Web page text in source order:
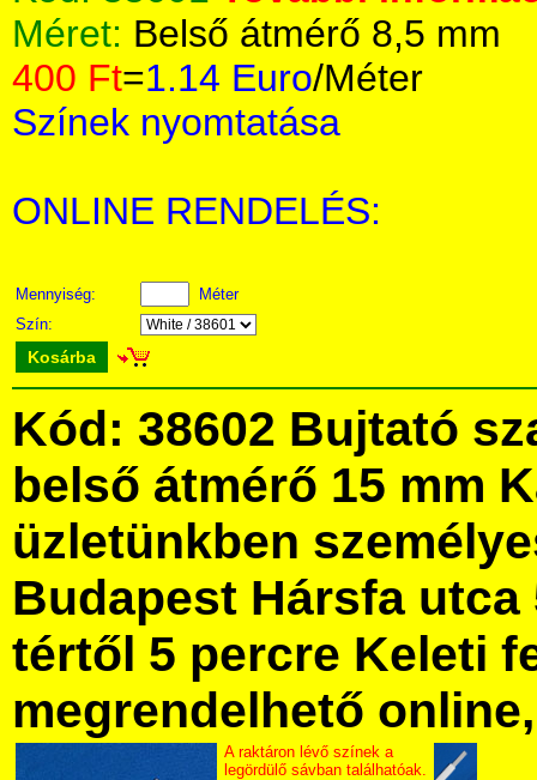
Méret: Belső átmérő 8,5 mm
400 Ft=1.14 Euro/Méter
Színek nyomtatása
ONLINE RENDELÉS:
Mennyiség:
Méter
Szín:
Kosárba
Kód: 38602 Bujtató
belső átmérő 15 mm
üzletünkben
Budapest Hársfa utca
tértől 5 percre Keleti
megrendelhető
A raktáron lévő színek a
legördülő sávban találhatóak.